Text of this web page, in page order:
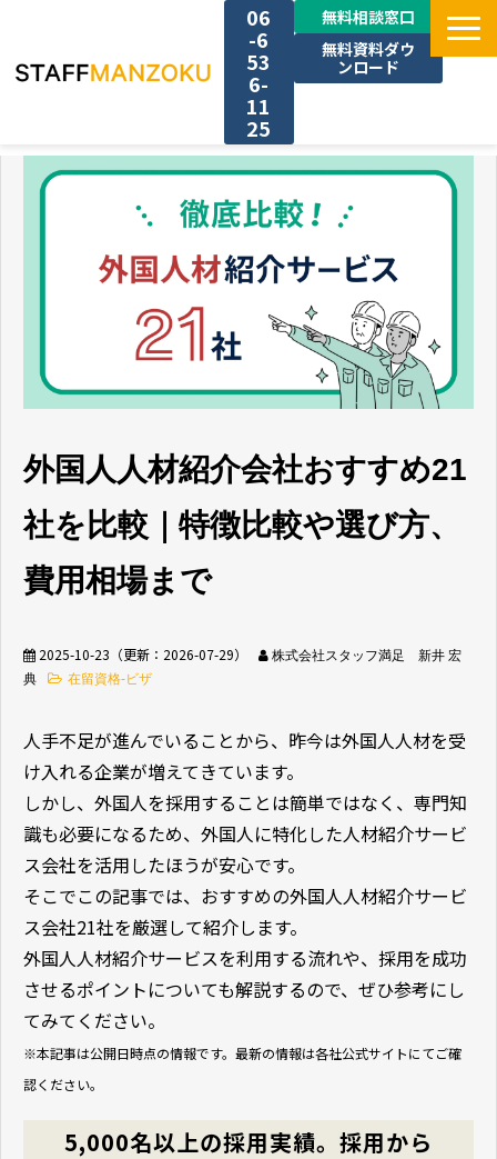
06
-6
53
6-
11
25
無料相談窓口
無料資料ダウ
ンロード
お役立ち情報
外食業界採用 【飲食料品製造業向
け】特定技能制度が
まるわかり
業種別資料ダウンロ
ード
外国人人材紹介会社おすすめ21
社を比較｜特徴比較や選び方、
費用相場まで
2025-10-23 （更新： 2026-07-29）
株式会社スタッフ満足 新井 宏
典
在留資格-ビザ
人手不足が進んでいることから、昨今は外国人人材を受
け入れる企業が増えてきています。
しかし、外国人を採用することは簡単ではなく、専門知
識も必要になるため、外国人に特化した人材紹介サービ
ス会社を活用したほうが安心です。
そこでこの記事では、おすすめの外国人人材紹介サービ
ス会社21社を厳選して紹介します。
外国人人材紹介サービスを利用する流れや、採用を成功
させるポイントについても解説するので、ぜひ参考にし
てみてください。
※本記事は公開日時点の情報です。最新の情報は各社公式サイトにてご確
認ください。
5,000名以上の採用実績。採用から